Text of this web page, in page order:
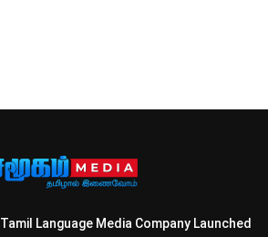
Language Media Company Launched